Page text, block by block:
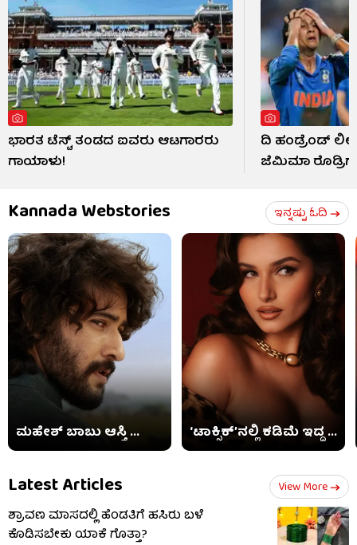
ಭಾರತ ಟೆಸ್ಟ್ ತಂಡದ ಐವರು ಆಟಗಾರರು
ಗಾಯಾಳು!
ದಿ ಹಂಡ್ರೆಂಡ್
ಜೆಮಿಮಾ
Kannada Webstories ಇನ್ನಷ್ಟು ಓದಿ
ಮಹೇಶ್ ಬಾಬು ಆಸ್ತಿ ... ‘ಟಾಕ್ಸಿಕ್​’ನಲ್ಲಿ ಕಡಿಮೆ ಇದ್ದ ...
Latest Articles View More
ಶ್ರಾವಣ ಮಾಸದಲ್ಲಿ ಹೆಂಡತಿಗೆ ಹಸಿರು ಬಳೆ
ಕೊಡಿಸಬೇಕು ಯಾಕೆ ಗೊತ್ತಾ?